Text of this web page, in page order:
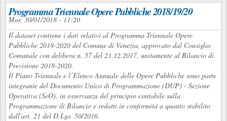
Programma Triennale Opere Pubbliche 2018/19/20
Mar, 30/01/2018 - 11:20
Il dataset contiene i dati relativi al Programma Triennale Opere
Pubbliche 2018-2020 del Comune di Venezia, approvato dal Consiglio
Comunale con delibera n. 57 del 21.12.2017, unitamente al Bilancio di
Previsione 2018-2020.
Il Piano Triennale e l’Elenco Annuale delle Opere Pubbliche sono parte
integrante del Documento Unico di Programmazione (DUP) - Sezione
Operativa (SeO), in osservanza del principio contabile sulla
Programmazione di Bilancio e redatti in conformità a quanto stabilito
dall'art. 21 del D.Lgs. 50/2016.